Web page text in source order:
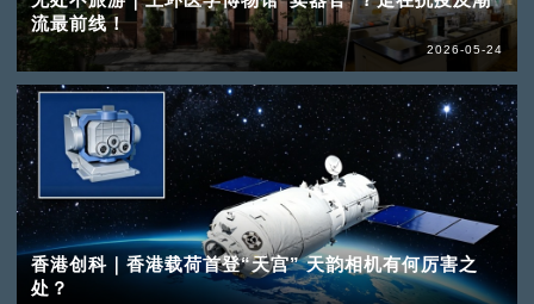
流最前线！
2026-05-24
香港创科｜香港载荷首登“天宫” 天韵相机有何厉害之
处？